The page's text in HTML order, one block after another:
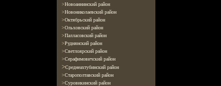
>Новоаннинский район
>Новониколаевский район
>Октябрьский район
>Ольховский район
>Палласовский район
>Руднянский район
>Светлоярский район
>Серафимовичский район
>Среднеахтубинский район
>Старополтавский район
>Суровикинский район